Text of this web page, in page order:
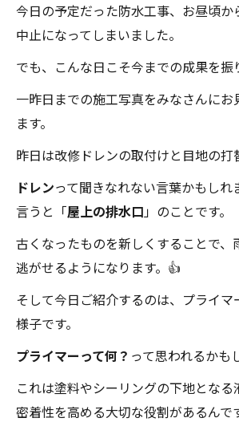
今日の予定だった防水工事、お昼頃か
中止になってしまいました。
でも、こんな日こそ今までの成果を振
一昨日までの施工写真をみなさんにお
ます。
昨日は改修ドレンの取付けと目地の打
ドレンって聞きなれない言葉かもしれ
言うと「屋上の排水口」のことです。
古くなったものを新しくすることで、
逃がせるようになります。👍
そして今日ご紹介するのは、プライマ
様子です。
プライマーって何？ って思われるかも
これは塗料やシーリングの下地となる
密着性を高める大切な役割があるんで